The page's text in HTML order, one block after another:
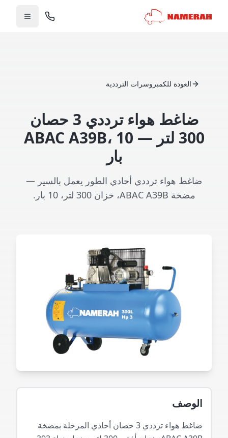
العودة للكمبروسرات الترددية
ضاغط هواء ترددي 3 حصان
300 لتر — ABAC A39B، 10
بار
ضاغط هواء ترددي أحادي الطور يعمل بالسير —
مضخة ABAC A39B، خزان 300 لتر، 10 بار.
الوصف
ضاغط هواء ترددي 3 حصان أحادي المرحلة بمضخة